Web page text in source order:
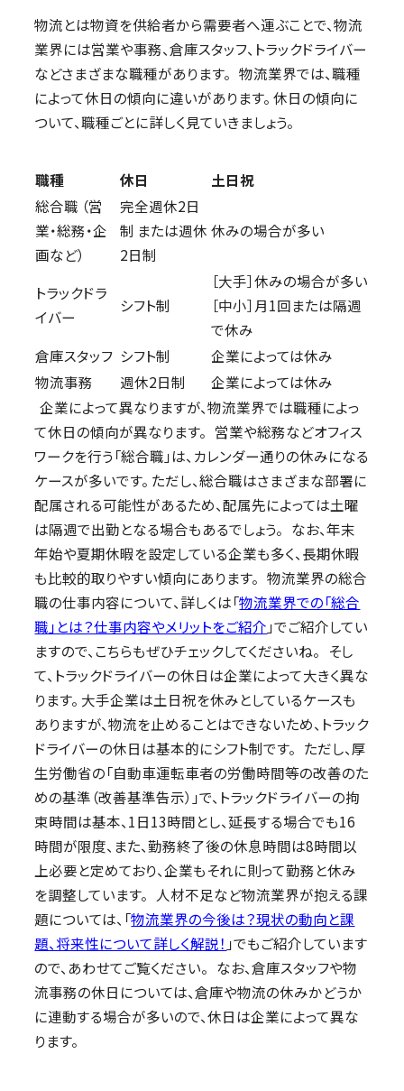
物流とは物資を供給者から需要者へ運ぶことで、物流
業界には営業や事務、倉庫スタッフ、トラックドライバー
などさまざまな職種があります。 物流業界では、職種
によって休日の傾向に違いがあります。 休日の傾向に
ついて、職種ごとに詳しく見ていきましょう。
職種 休日
土日祝
総合職 （営
業・総務・企
画など）
完全週休2日
制 または週休
2日制
休みの場合が多い
トラックドラ
イバー
シフト制
［大手］休みの場合が多い
［中小］月1回または隔週
で休み
倉庫スタッフ シフト制
企業によっては休み
物流事務
週休2日制
企業によっては休み
企業によって異なりますが、物流業界では職種によっ
て休日の傾向が異なります。 営業や総務などオフィス
ワークを行う「総合職」は、カレンダー通りの休みになる
ケースが多いです。 ただし、総合職はさまざまな部署に
配属される可能性があるため、配属先によっては土曜
は隔週で出勤となる場合もあるでしょう。 なお、年末
年始や夏期休暇を設定している企業も多く、長期休暇
も比較的取りやすい傾向にあります。 物流業界の総合
職の仕事内容について、詳しくは「物流業界での「総合
職」とは？仕事内容やメリットをご紹介 」でご紹介してい
ますので、こちらもぜひチェックしてくださいね。 そし
て、トラックドライバーの休日は企業によって大きく異な
ります。 大手企業は土日祝を休みとしているケースも
ありますが、物流を止めることはできないため、トラック
ドライバーの休日は基本的にシフト制です。 ただし、厚
生労働省の「自動車運転車者の労働時間等の改善のた
めの基準（改善基準告示）」で、トラックドライバーの拘
束時間は基本、1日13時間とし、延長する場合でも16
時間が限度、また、勤務終了後の休息時間は8時間以
上必要と定めており、企業もそれに則って勤務と休み
を調整しています。 人材不足など物流業界が抱える課
題については、「物流業界の今後は？現状の動向と課
題、将来性について詳しく解説！ 」でもご紹介しています
ので、あわせてご覧ください。 なお、倉庫スタッフや物
流事務の休日については、倉庫や物流の休みかどうか
に連動する場合が多いので、休日は企業によって異な
ります。